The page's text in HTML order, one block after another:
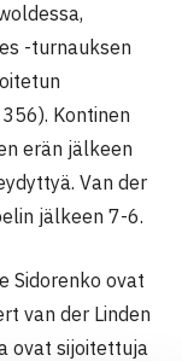
-turnauksen
Kontinen
erän jälkeen
Van der
jälkeen 7-6.
Sidorenko ovat
van der Linden
ovat sijoitettuja